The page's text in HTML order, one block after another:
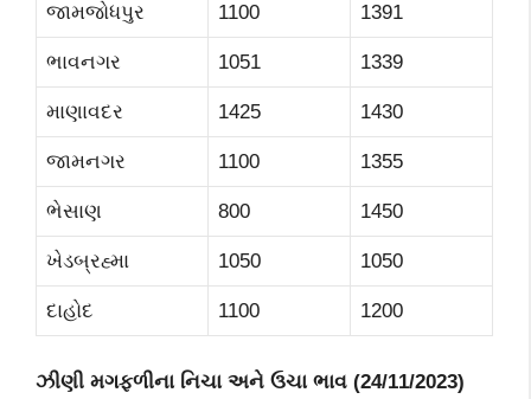
જામજોધપુર 1100 1391
ભાવનગર 1051 1339
માણાવદર 1425 1430
જામનગર 1100 1355
ભેસાણ 800 1450
ખેડબ્રહ્મા 1050 1050
દાહોદ 1100 1200
ઝીણી મગફળીના નિચા અને ઉચા ભાવ (24/11/2023)